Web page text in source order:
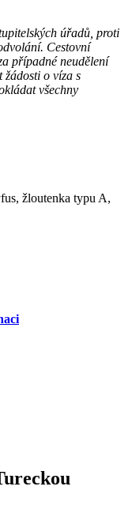
úřadů, proti
Cestovní
případné neudělení
o víza s
všechny
žloutenka typu A,